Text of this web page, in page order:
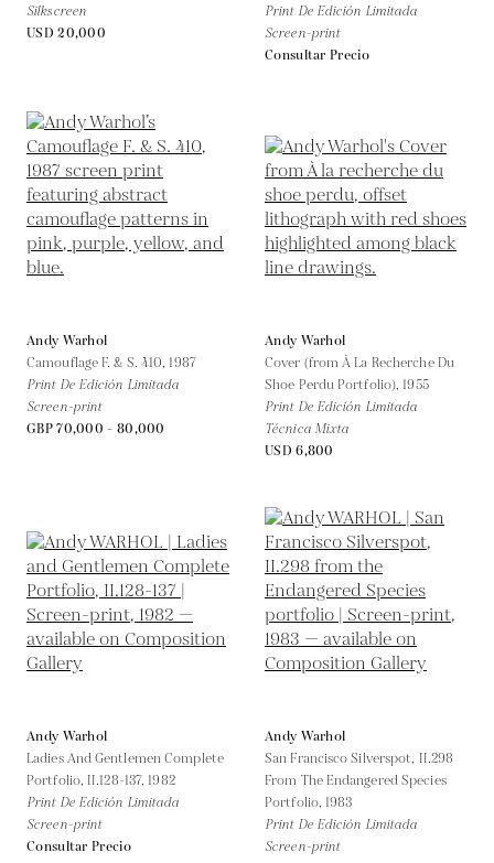
Silkscreen
USD 20,000
Print De Edición Limitada
Screen-print
Consultar Precio
Andy Warhol
Camouflage F. & S. 410,1987
Print De Edición Limitada
Screen-print
GBP 70,000 - 80,000
Andy Warhol
Cover (from À La Recherche Du
Shoe Perdu Portfolio),1955
Print De Edición Limitada
Técnica Mixta
USD 6,800
Andy Warhol
Ladies And Gentlemen Complete
Portfolio, II.128-137,1982
Print De Edición Limitada
Screen-print
Consultar Precio
Andy Warhol
San Francisco Silverspot, II.298
From The Endangered Species
Portfolio,1983
Print De Edición Limitada
Screen-print